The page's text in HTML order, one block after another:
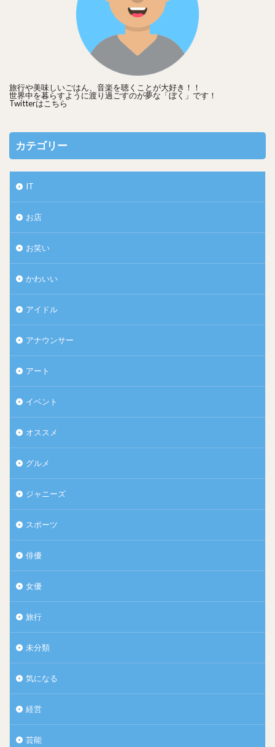
旅行や美味しいごはん、音楽を聴くことが大好き！！
世界中を暮らすように渡り過ごすのが夢な「ぼく」です！
Twitterは こちら
カテゴリー
IT
お店
お笑い
かわいい
アイドル
アナウンサー
アート
イベント
オススメ
グルメ
ジャニーズ
スポーツ
俳優
女優
旅行
未分類
気になる
経営
芸能